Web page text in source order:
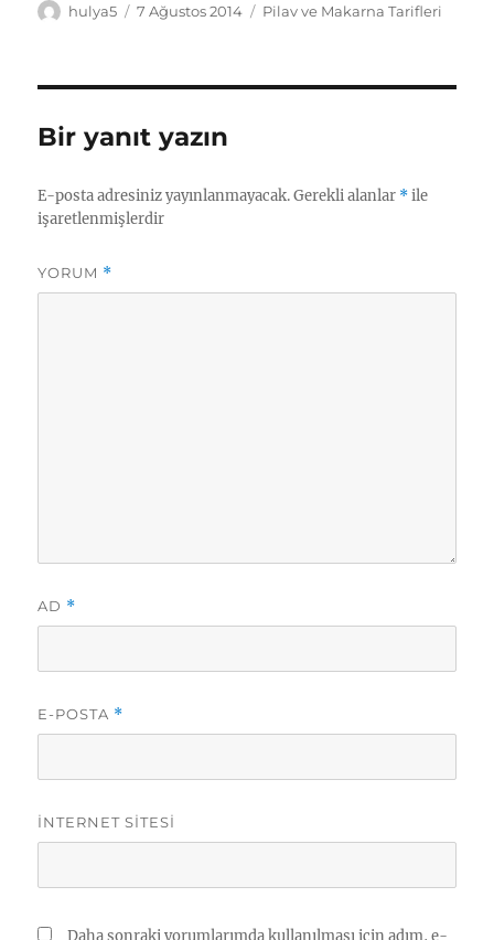
Yazar
hulya5
Yayın
7 Ağustos 2014 Kategoriler
Pilav ve Makarna Tarifleri
Bir yanıt yazın
E-posta adresiniz yayınlanmayacak. Gerekli alanlar *ile
işaretlenmişlerdir
YORUM *
AD *
E-POSTA *
İNTERNET SITESI